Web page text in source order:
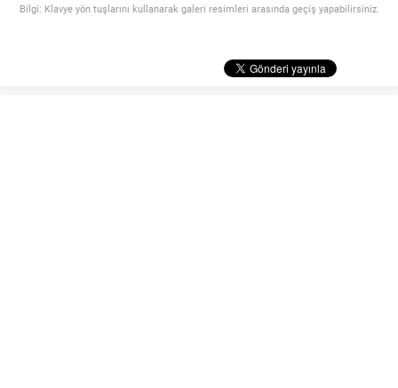
Bilgi: Klavye yön tuşlarını kullanarak galeri resimleri arasında geçiş yapabilirsiniz.